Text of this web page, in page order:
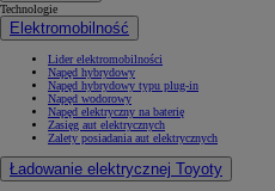
Technologie
Elektromobilność
Lider elektromobilności
Napęd hybrydowy
Napęd hybrydowy typu plug-in
Napęd wodorowy
Napęd elektryczny na baterię
Zasięg aut elektrycznych
Zalety posiadania aut elektrycznych
Ładowanie elektrycznej Toyoty